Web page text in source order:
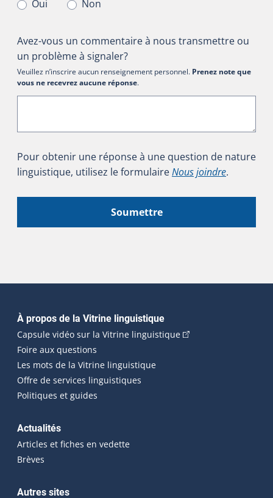
Oui Non
Avez-vous un commentaire à nous transmettre ou
un problème à signaler?
Veuillez n’inscrire aucun renseignement personnel. Prenez note que
vous ne recevrez aucune réponse.
Pour obtenir une réponse à une question de nature
linguistique, utilisez le formulaireNous joindre.
Soumettre
Navigation principale
À propos de la Vitrine linguistique
Capsule vidéo sur la Vitrine linguistique(Cet hyperlien
Foire aux questions
Les mots de la Vitrine linguistique
Offre de services linguistiques
Politiques et guides
Actualités
Articles et fiches en vedette
Brèves
Autres sites